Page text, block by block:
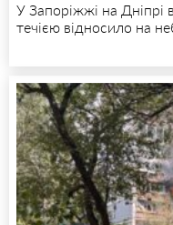
У Запоріжжі на Дніпрі
течією відносило на